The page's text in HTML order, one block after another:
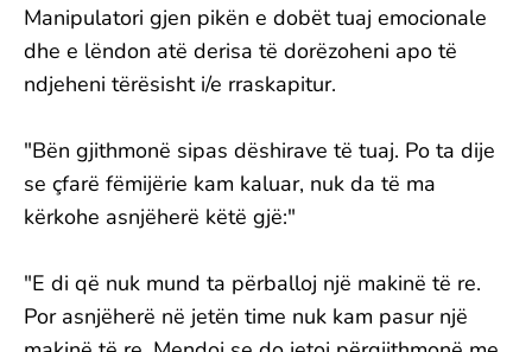
Manipulatori gjen pikën e dobët tuaj emocionale
dhe e lëndon atë derisa të dorëzoheni apo të
ndjeheni tërësisht i/e rraskapitur.
"Bën gjithmonë sipas dëshirave të tuaj. Po ta dije
se çfarë fëmijërie kam kaluar, nuk da të ma
kërkohe asnjëherë këtë gjë:"
"E di që nuk mund ta përballoj një makinë të re.
Por asnjëherë në jetën time nuk kam pasur një